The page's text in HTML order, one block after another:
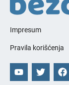
Impresum
Pravila korišćenja